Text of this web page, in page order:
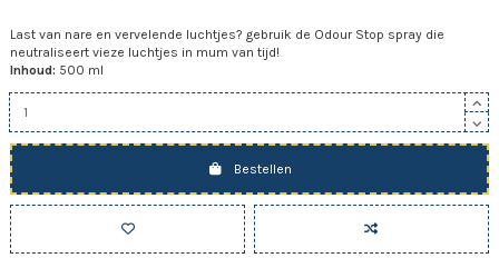
Last van nare en vervelende luchtjes? gebruik de Odour Stop spray die
neutraliseert vieze luchtjes in mum van tijd!
Inhoud: 500 ml
Bestellen